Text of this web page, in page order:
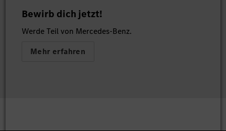
Bewirb dich jetzt!
Werde Teil von Mercedes-Benz.
Mehr erfahren